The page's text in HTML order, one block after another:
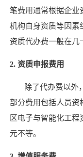
笔费用通常根据企业
机构自身资质等因素
资质代办费一般在几
2. 资质申报费用
除了代办费以外
部分费用包括人员资
区电子与智能化工
元不等。